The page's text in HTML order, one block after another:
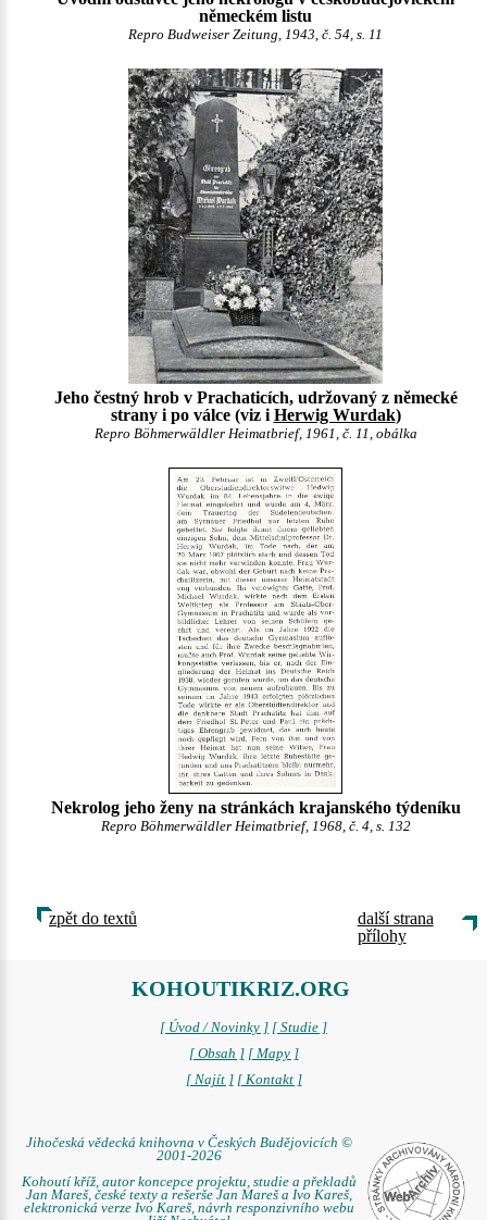
německém listu
Repro Budweiser Zeitung, 1943, č. 54, s. 11
Jeho čestný hrob v Prachaticích, udržovaný z německé
strany i po válce (viz i Herwig Wurdak)
Repro Böhmerwäldler Heimatbrief, 1961, č. 11, obálka
Nekrolog jeho ženy na stránkách krajanského týdeníku
Repro Böhmerwäldler Heimatbrief, 1968, č. 4, s. 132
zpět do textů
další strana
přílohy
KOHOUTIKRIZ.ORG
[ Úvod / Novinky ] [ Studie ]
[ Obsah ] [ Mapy ]
[ Najít ] [ Kontakt ]
Jihočeská vědecká knihovna v Českých Budějovicích ©
2001-2026
Kohoutí kříž, autor koncepce projektu, studie a překladů
Jan Mareš, české texty a rešerše Jan Mareš a Ivo Kareš,
elektronická verze Ivo Kareš, návrh responzivního webu